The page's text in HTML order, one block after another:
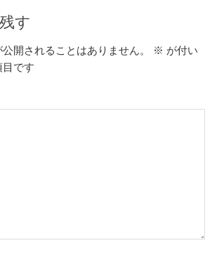
す
開されることはありません。 ※ が付い
です